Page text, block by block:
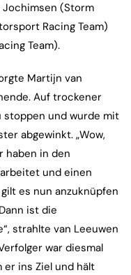
Jochimsen (Storm
Racing Team)
Team).
Martijn van
Auf trockener
stoppen und wurde mit
abgewinkt. „Wow,
haben in den
und einen
es nun anzuknüpfen
ist die
strahlte van Leeuwen
war diesmal
er ins Ziel und hält